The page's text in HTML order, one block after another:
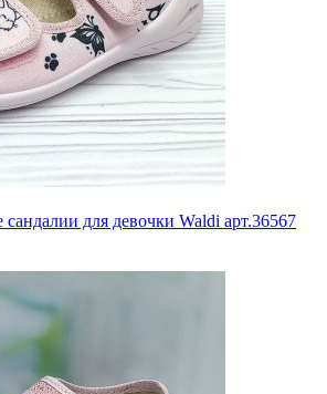
сандалии для девочки Waldi арт.36567